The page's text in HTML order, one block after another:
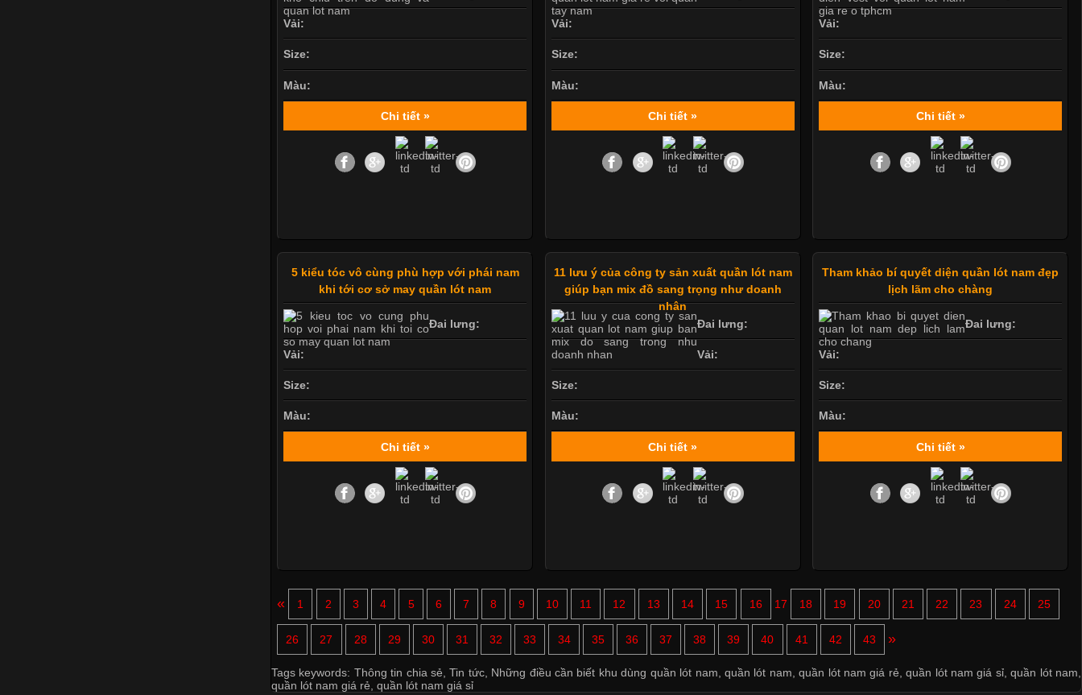
Vải:
Size:
Màu:
Chi tiết »
Vải:
Size:
Màu:
Chi tiết »
Vải:
Size:
Màu:
Chi tiết »
5 kiểu tóc vô cùng phù hợp với phái nam
khi tới cơ sở may quần lót nam
Đai lưng:
Vải:
Size:
Màu:
Chi tiết »
11 lưu ý của công ty sản xuất quần lót nam
giúp bạn mix đồ sang trọng như doanh
nhân
Đai lưng:
Vải:
Size:
Màu:
Chi tiết »
Tham khảo bí quyết diện quần lót nam đẹp
lịch lãm cho chàng
Đai lưng:
Vải:
Size:
Màu:
Chi tiết »
« 1 2 3 4 5 6 7 8 9 10 11 12 13 14 15 16 17 18 19 20 21 22 23 24 25
26 27 28 29 30 31 32 33 34 35 36 37 38 39 40 41 42 43 »
Tags keywords: Thông tin chia sẻ,Tin tức, Những điều cần biết khu dùng quần lót nam, quần lót nam,quần lót nam giá rẻ,quần lót nam giá sỉ,quần lót nam,
quần lót nam giá rẻ, quần lót nam giá sỉ
Mẫu quần short quần lót nam nữ hè thu 2017